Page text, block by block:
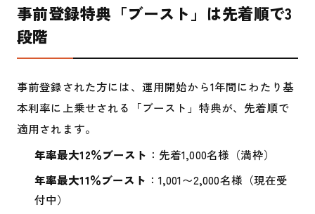
事前登録特典「ブースト」は先着順で3
段階
事前登録された方には、運用開始から1年間にわたり基
本利率に上乗せされる「ブースト」特典が、先着順で
適用されます。
年率最大12％ブースト ：先着1,000名様（満枠）
年率最大11％ブースト ：1,001〜2,000名様（現在受
付中）